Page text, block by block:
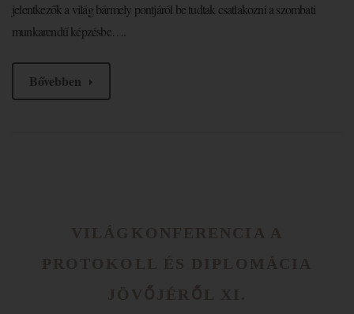
jelentkezők a világ bármely pontjáról be tudtak csatlakozni a szombati
munkarendű képzésbe….
Bővebben